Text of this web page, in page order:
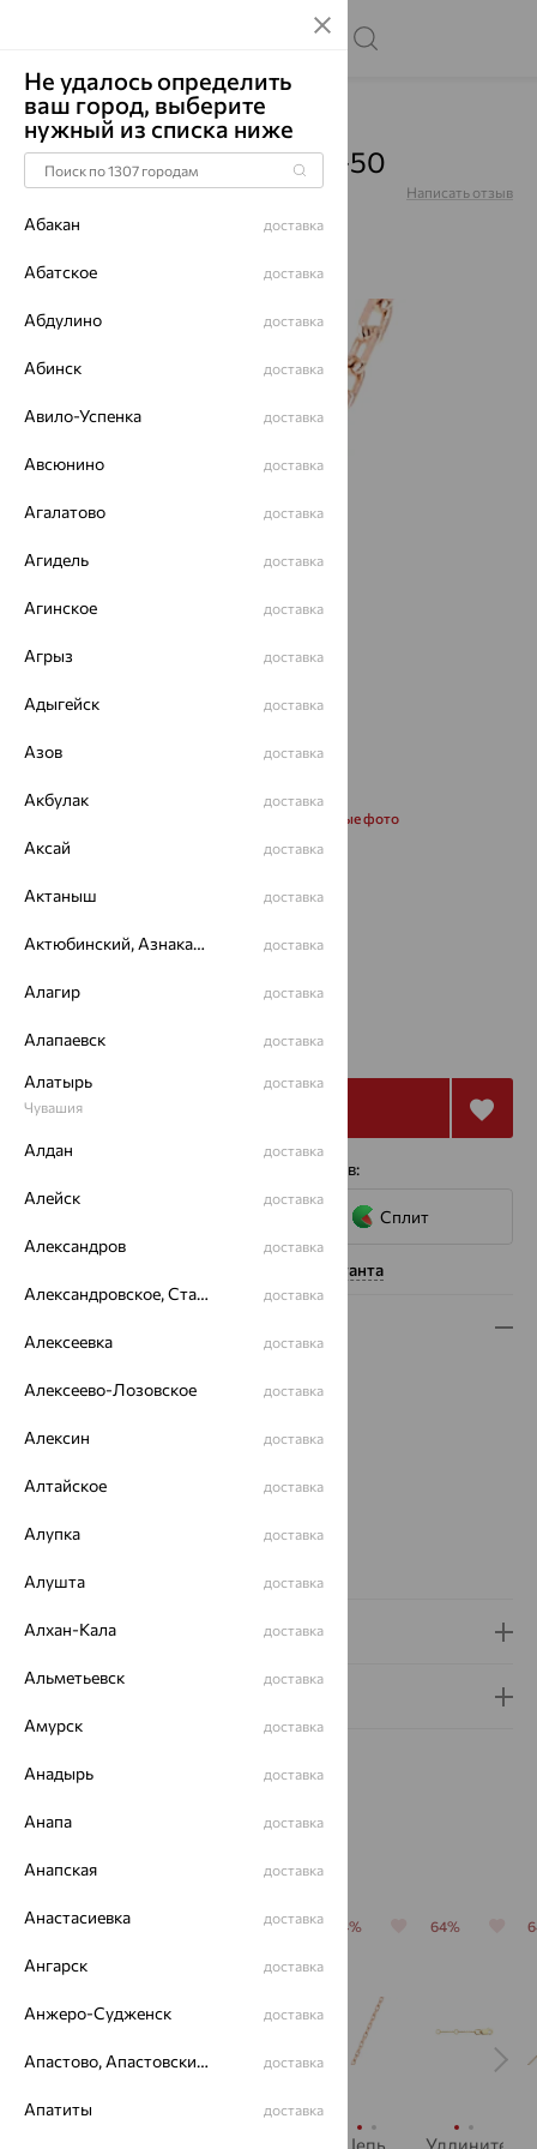
Главная Каталог Цепи
Цепь, золото, 8030208-50
Артикул:8030208-50 Написать отзыв
Запросить дополнительные фото
от 22 026 61 182₽
с помощью сервисов:
Сплит
Нужна помощь консультанта
Вес:1.8 — 1.81
Плетение:
Цвет металла:
Страна происхождения:
РОССИЯ
Доставка и оплата
Похожие изделия
64% 64% 64%
Цепь,
64%
Удлинитель
Не удалось определить
ваш город, выберите
нужный из списка ниже
Абакан доставка
Абатское доставка
Абдулино доставка
Абинск доставка
Авило-Успенка доставка
Авсюнино доставка
Агалатово доставка
Агидель доставка
Агинское доставка
Агрыз доставка
Адыгейск доставка
Азов доставка
Акбулак доставка
Аксай доставка
Актаныш доставка
Актюбинский, Азнакаевский район доставка
Алагир доставка
Алапаевск доставка
Алатырь
Чувашия
доставка
Алдан доставка
Алейск доставка
Александров доставка
Александровское, Ставропольский край доставка
Алексеевка доставка
Алексеево-Лозовское доставка
Алексин доставка
Алтайское доставка
Алупка доставка
Алушта доставка
Алхан-Кала доставка
Альметьевск доставка
Амурск доставка
Анадырь доставка
Анапа доставка
Анапская доставка
Анастасиевка доставка
Ангарск доставка
Анжеро-Судженск доставка
Апастово, Апастовский район доставка
Апатиты доставка